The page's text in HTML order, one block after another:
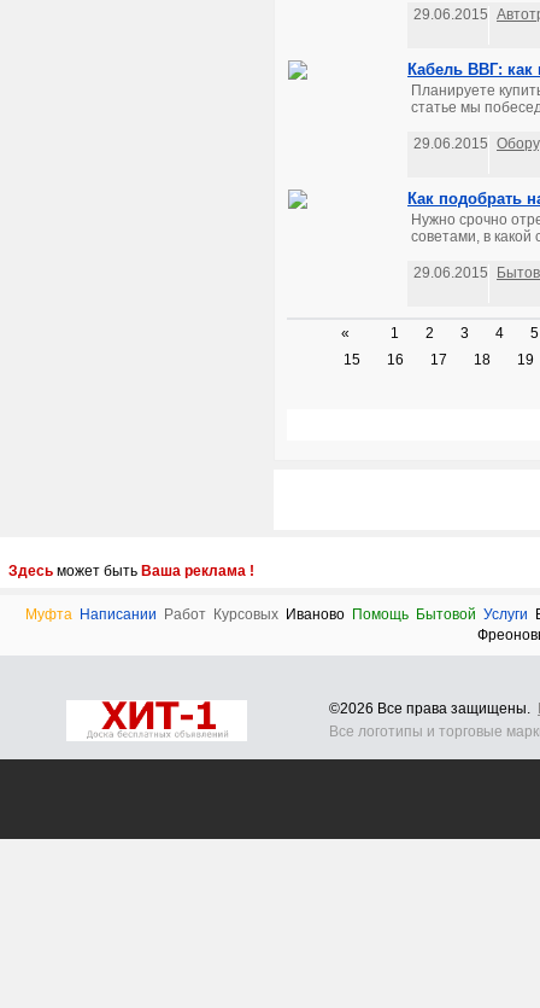
29.06.2015
Кабель ВВГ: как
Планируете
статье мы
29.06.2015
Как подобрать
Нужно срочно
советами, в
29.06.2015
« 1 2 3 4
5
15
16 17 18 19
Здесь может быть Ваша реклама !
Муфта Написании Работ Курсовых Иваново Помощь Бытовой Услуги
©2026 Все права защищены.
Все логотипы и торговые